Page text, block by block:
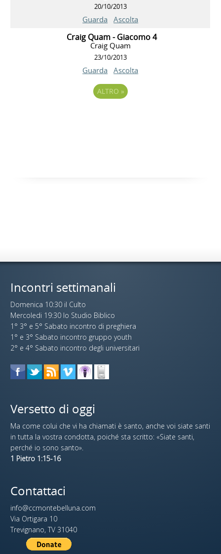
20/10/2013
Guarda Ascolta
Craig Quam - Giacomo 4
Craig Quam
23/10/2013
Guarda Ascolta
ALTRO »
Incontri settimanali
Domenica 10:30 il Culto
Mercoledi 19:30 lo Studio Biblico
1° 3° e 5° Sabato incontro di preghiera
1° e 3° Sabato incontro gruppo youth
2° e 4° Sabato incontro degli universitari
Versetto di oggi
Ma come colui che vi ha chiamati è santo, anche voi siate santi
in tutta la vostra condotta, poiché sta scritto: «Siate santi,
perché io sono santo».
1 Pietro 1:15-16
Contattaci
info@ccmontebelluna.com
Via Ortigara 10
Trevignano, TV 31040